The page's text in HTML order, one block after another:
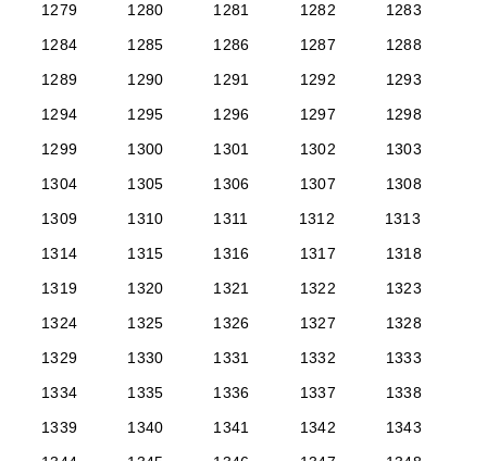
1279
1280 1281 1282
1283
1284
1285 1286 1287
1288
1289
1290 1291 1292
1293
1294
1295 1296 1297
1298
1299
1300 1301 1302
1303
1304
1305 1306 1307
1308
1309
1310 1311 1312
1313
1314
1315 1316 1317
1318
1319
1320 1321 1322
1323
1324
1325 1326 1327
1328
1329
1330 1331 1332
1333
1334
1335 1336 1337
1338
1339
1340 1341 1342
1343